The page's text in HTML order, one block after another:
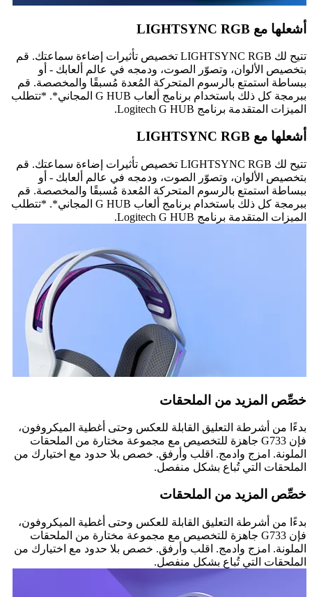
أشعلها مع LIGHTSYNC RGB
تتيح لك LIGHTSYNC RGB تخصيص تأثيرات إضاءة سماعتك. قم
بتخصيص الألوان، وتصوّر الصوت، ودمجه في عالم ألعابك - أو
ببساطة استمتع بالرسوم المتحركة المُعدة مُسبقًا والمخصصة. قم
ببرمجة كل ذلك باستخدام برنامج ألعاب G HUB المجاني*. *تتطلب
الميزات المتقدمة برنامج Logitech G HUB.
أشعلها مع LIGHTSYNC RGB
تتيح لك LIGHTSYNC RGB تخصيص تأثيرات إضاءة سماعتك. قم
بتخصيص الألوان، وتصوّر الصوت، ودمجه في عالم ألعابك - أو
ببساطة استمتع بالرسوم المتحركة المُعدة مُسبقًا والمخصصة. قم
ببرمجة كل ذلك باستخدام برنامج ألعاب G HUB المجاني*. *تتطلب
الميزات المتقدمة برنامج Logitech G HUB.
خصِّص المزيد من الملحقات
بدءًا من أشرطة التعليق القابلة للعكس وحتى أغطية الميكروفون،
فإن G733 جاهزة للتخصيص مع مجموعة مختارة من الملحقات
الملونة. امزج وادمج. اقلب وأرفق. خصص بلا حدود مع اختيارك من
الملحقات التي تُباع بشكل منفصل.
خصِّص المزيد من الملحقات
بدءًا من أشرطة التعليق القابلة للعكس وحتى أغطية الميكروفون،
فإن G733 جاهزة للتخصيص مع مجموعة مختارة من الملحقات
الملونة. امزج وادمج. اقلب وأرفق. خصص بلا حدود مع اختيارك من
الملحقات التي تُباع بشكل منفصل.